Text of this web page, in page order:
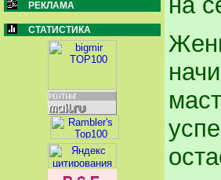
РЕКЛАМА
СТАТИСТИКА